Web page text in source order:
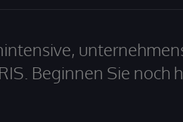
Beginnen Sie noch